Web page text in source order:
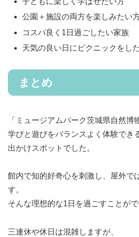
公園＋施設の両方を楽しみたい
コスパ良く1日過ごしたい家族
天気の良い日にピクニックをし
まとめ
「ミュージアムパーク茨城県自然博
学びと遊びをバランスよく体験でき
出かけスポットでした。
館内で知的好奇心を刺激し、屋外で
す。
そんな理想的な1日を過ごすことがで
三連休や休日は混雑しますが、